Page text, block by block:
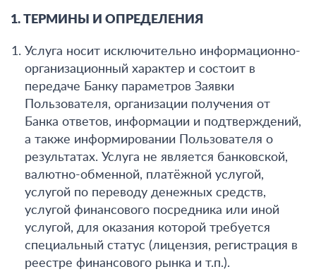
1. ТЕРМИНЫ И ОПРЕДЕЛЕНИЯ
Услуга носит исключительно информационно-
организационный характер и состоит в
передаче Банку параметров Заявки
Пользователя, организации получения от
Банка ответов, информации и подтверждений,
а также информировании Пользователя о
результатах. Услуга не является банковской,
валютно-обменной, платёжной услугой,
услугой по переводу денежных средств,
услугой финансового посредника или иной
услугой, для оказания которой требуется
специальный статус (лицензия, регистрация в
реестре финансового рынка и т.п.).